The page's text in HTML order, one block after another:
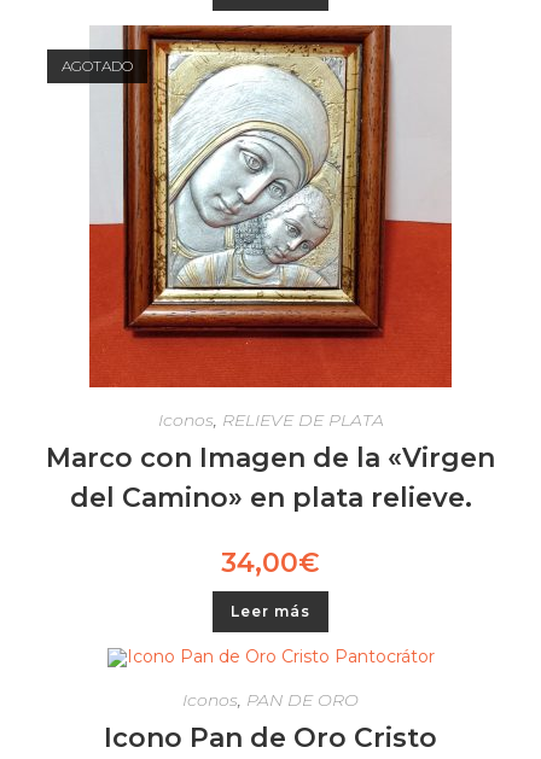
AGOTADO
Iconos, RELIEVE DE PLATA
Marco con Imagen de la «Virgen
del Camino» en plata relieve.
34,00€
Leer más
Iconos, PAN DE ORO
Icono Pan de Oro Cristo